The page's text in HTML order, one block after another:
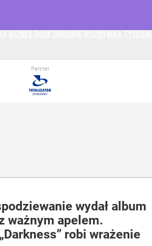
Partner
wydał album
ważnym apelem.
robi wrażenie